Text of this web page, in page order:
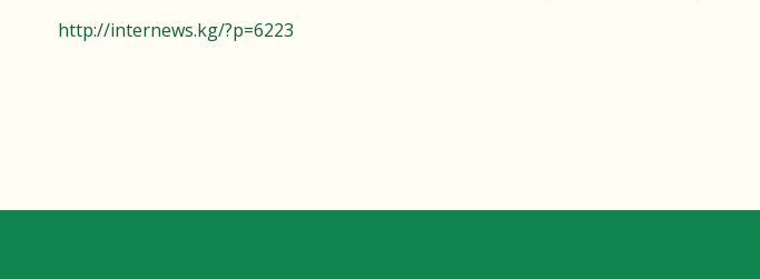
http://internews.kg/?p=6223